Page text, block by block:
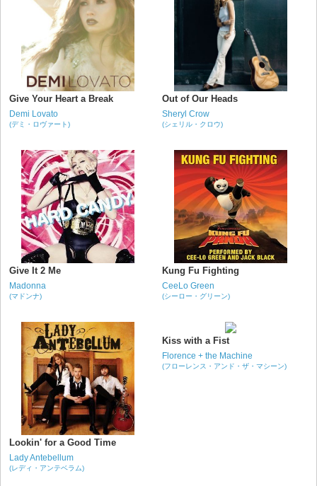
Give Your Heart a Break
Demi Lovato
(デミ・ロヴァート)
Out of Our Heads
Sheryl Crow
(シェリル・クロウ)
Give It 2 Me
Madonna
(マドンナ)
Kung Fu Fighting
CeeLo Green
(シーロー・グリーン)
Lookin' for a Good Time
Lady Antebellum
(レディ・アンテベラム)
Kiss with a Fist
Florence + the Machine
(フローレンス・アンド・ザ・マシーン)